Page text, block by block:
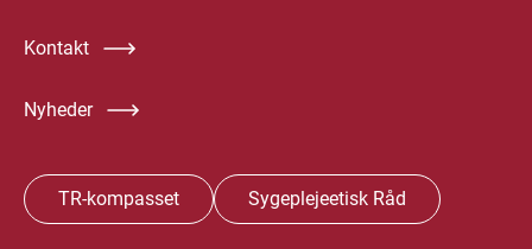
Kontakt
Nyheder
TR-kompasset Sygeplejeetisk Råd